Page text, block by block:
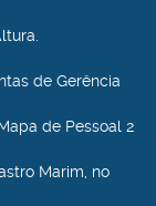
de Gerência
de Pessoal 2
Marim, no